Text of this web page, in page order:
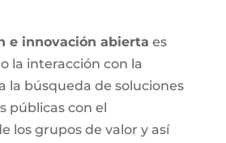
e innovación abierta es
la interacción con la
la búsqueda de soluciones
públicas con el
los grupos de valor y así